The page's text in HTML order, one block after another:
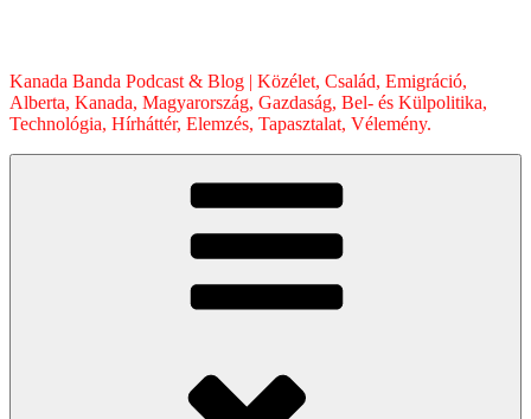
Kanada Banda Podcast & Blog | Közélet, Család, Emigráció,
Alberta, Kanada, Magyarország, Gazdaság, Bel- és Külpolitika,
Technológia, Hírháttér, Elemzés, Tapasztalat, Vélemény.